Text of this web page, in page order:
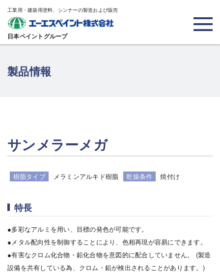
工業用・建築用塗料、シンナーの製造および販売
日本ペイントグループ
製品情報
サンメラーメガ
樹脂タイプ メラミンアルキド樹脂 乾燥条件 焼付け
特長
●多彩なアルミを用い、目標の発色が可能です。
●メタル配向性を制御することにより、色相再現が容易にできます。
●有害なクロム化合物・鉛化合物を意図的に配合していません。 (製造
設備を共有している為、クロム・鉛が検出されることがあります。)